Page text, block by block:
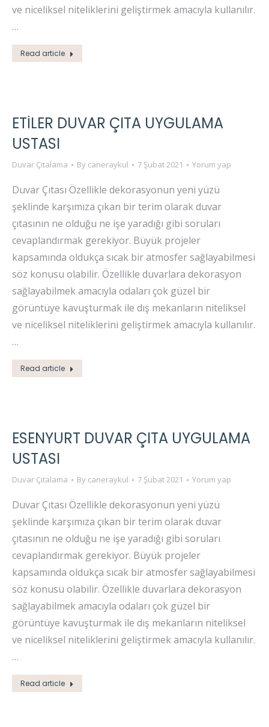
ve niceliksel niteliklerini geliştirmek amacıyla kullanılır.
…
Read article
ETILER DUVAR ÇITA UYGULAMA
USTASI
Duvar Çıtalama By caneraykul 7 Şubat 2021 Yorum yap
Duvar Çıtası Özellikle dekorasyonun yeni yüzü
şeklinde karşımıza çıkan bir terim olarak duvar
çıtasının ne olduğu ne işe yaradığı gibi soruları
cevaplandırmak gerekiyor. Büyük projeler
kapsamında oldukça sıcak bir atmosfer sağlayabilmesi
söz konusu olabilir. Özellikle duvarlara dekorasyon
sağlayabilmek amacıyla odaları çok güzel bir
görüntüye kavuşturmak ile dış mekanların niteliksel
ve niceliksel niteliklerini geliştirmek amacıyla kullanılır.
…
Read article
ESENYURT DUVAR ÇITA UYGULAMA
USTASI
Duvar Çıtalama By caneraykul 7 Şubat 2021 Yorum yap
Duvar Çıtası Özellikle dekorasyonun yeni yüzü
şeklinde karşımıza çıkan bir terim olarak duvar
çıtasının ne olduğu ne işe yaradığı gibi soruları
cevaplandırmak gerekiyor. Büyük projeler
kapsamında oldukça sıcak bir atmosfer sağlayabilmesi
söz konusu olabilir. Özellikle duvarlara dekorasyon
sağlayabilmek amacıyla odaları çok güzel bir
görüntüye kavuşturmak ile dış mekanların niteliksel
ve niceliksel niteliklerini geliştirmek amacıyla kullanılır.
…
Read article